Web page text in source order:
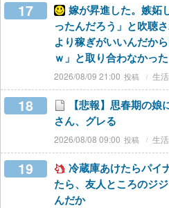
17
嫁が昇進した。嫉妬
ったんだろう」と吹聴
より稼ぎがいいんだか
ｗ」と取り合わなかった
2026/08/09 21:00 生活
18
【悲報】思春期の
さん、グレる
2026/08/08 09:00 生活
19
冷蔵庫あけたらパイ
たら、友人ところのジ
んだか